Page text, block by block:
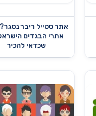
אתר סטייל ריבר
אתרי הבגדים
שכדאי להכיר